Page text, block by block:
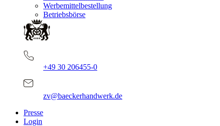
Werbemittelbestellung
Betriebsbörse
+49 30 206455-0
zv@baeckerhandwerk.de
Presse
Login